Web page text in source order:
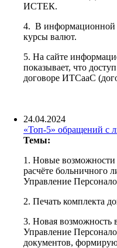
ИСТЕК.
4. В информационной
курсы валют.
5. На сайте
показывает, что
договоре ИТСааС
24.04.2024
«Топ-5» обращений с
Темы:
1. Новые возможности
расчёте больничного
Управление
2. Печать комплекта
3. Новая возможность
Управление
документов,